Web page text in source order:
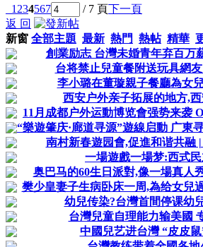
1 234567 / 7 頁下一頁
返 回
新窗 全部主題 最新 熱門 熱帖 精華
創業励志 台灣未婚青年弃百万
台将禁止兒童餐附送玩具網
李小璐在董璇親子餐廳為女
西安户外亲子拓展的地方,
11月成都户外运動博览會强势来袭
“樂遊肇庆·廊道寻源”遊線启動 广東
南村新春遊园會,促進和谐共融
一場遊戲一場梦:西式
奥巴马的60生日派對,像一場真人
樊少皇妻子生病卧床一周,為给女兒
幼兒传染?台灣首間停课幼
台灣兒童自理能力输美國
中國兒艺进台灣 “皮皮